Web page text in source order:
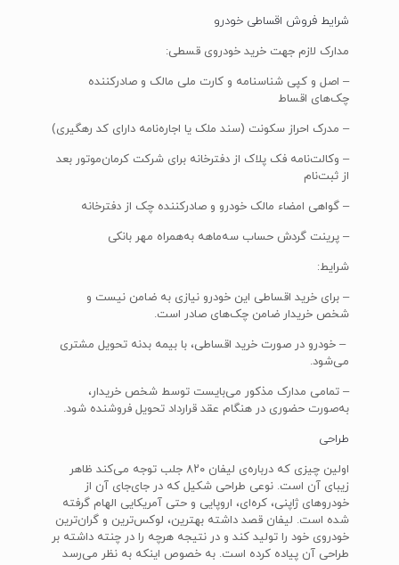
شرایط فروش اقساطی خودرو
مدارک لازم جهت خرید خودروی قسطی:
– اصل و کپی شناسنامه و کارت ملی مالک و صادرکننده
چک‌های اقساط
– مدرک احراز سکونت (سند ملک یا اجاره‌نامه دارای کد رهگیری)
– وکالت‌نامه فک پلاک از دفترخانه برای شرکت کرمان‌موتور بعد
از ثبت‌نام
– گواهی امضاء مالک خودرو و صادرکننده چک از دفترخانه
– پرینت گردش حساب سه‌ماهه به‌همراه مهر بانکی
شرایط:
– برای خرید اقساطی این خودرو نیازی به ضامن نیست و
شخص خریدار ضامن چک‌های صادر است.
– خودرو در صورت خرید اقساطی، با بیمه بدنه تحویل مشتری
می‌شود.
– تمامی مدارک مذکور می‌بایست توسط شخص خریدار،
به‌صورت حضوری در هنگام عقد قرارداد تحویل فروشنده شود.
طراحی
اولین چیزی که درباره‌ی لیفان ۸۲۰ جلب توجه می‌کند ظاهر
زیبای آن است. نوعی طراحی شکیل که در جای‌جای آن از
خودروهای ژاپنی، کره‌ای، اروپایی و حتی آمریکایی الهام گرفته
شده است. لیفان قصد داشته بهترین، لوکس‌ترین و گران‌ترین
خودروی خود را تولید کند و در نتیجه هرچه را در چنته داشته بر
طراحی آن پیاده کرده است. به خصوص اینکه به نظر می‌رسد